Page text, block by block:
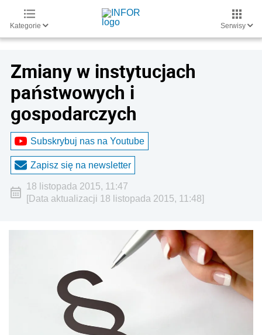
Kategorie Serwisy
Zmiany w instytucjach
państwowych i
gospodarczych
Subskrybuj nas na Youtube
Zapisz się na newsletter
18 listopada 2015, 11:47
[Data aktualizacji 18 listopada 2015, 11:48]